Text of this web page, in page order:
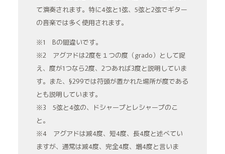
て演奏されます。特に4弦と1弦、5弦と2弦でギター
の音楽では多く使用されます。
※1 Bの間違いです。
※2 アグアドは2度を１つの度（grado）として捉
え、度が1つなら2度、2つあれば3度と説明していま
す。また、§299では符頭が置かれた場所が度である
とも説明しています。
※3 5弦と4弦の、ドシャープとレシャープのこ
と。
※4 アグアドは減4度、短4度、長4度と述べてい
ますが、通常は減4度、完全4度、増4度と言いま